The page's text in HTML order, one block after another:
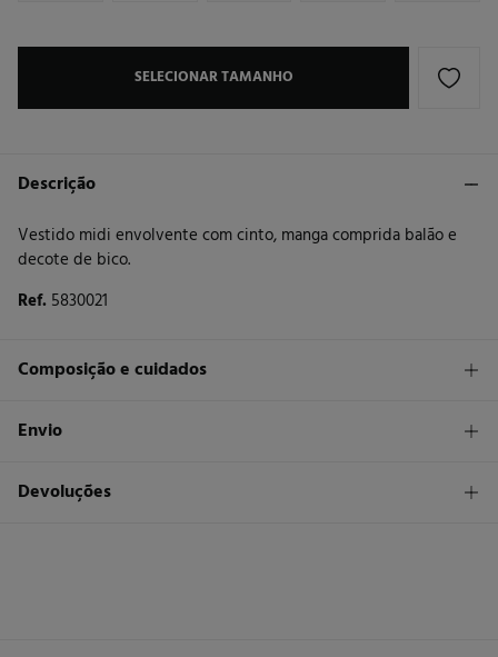
SELECIONAR TAMANHO
Descrição
Vestido midi envolvente com cinto, manga comprida balão e
decote de bico.
Ref. 5830021
Composição e cuidados
Composição
Cuidados
Envio
STANDARD
Devoluções